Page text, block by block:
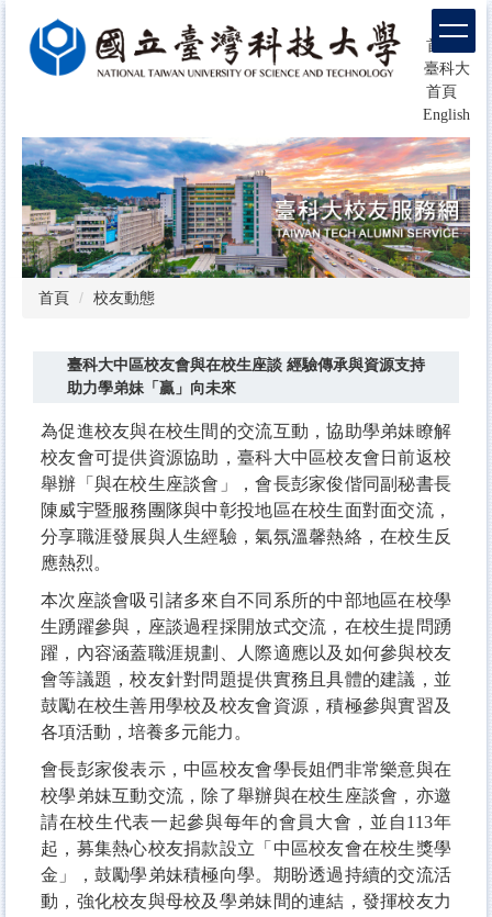
區
塊
回
首頁
臺科大
首頁
English
首頁 校友動態
臺科大中區校友會與在校生座談 經驗傳承與資源支持
助力學弟妹「贏」向未來
為促進校友與在校生間的交流互動，協助學弟妹瞭解
校友會可提供資源協助，臺科大中區校友會日前返校
舉辦「與在校生座談會」，會長彭家俊偕同副秘書長
陳威宇暨服務團隊與中彰投地區在校生面對面交流，
分享職涯發展與人生經驗，氣氛溫馨熱絡，在校生反
應熱烈。
本次座談會吸引諸多來自不同系所的中部地區在校學
生踴躍參與，座談過程採開放式交流，在校生提問踴
躍，內容涵蓋職涯規劃、人際適應以及如何參與校友
會等議題，校友針對問題提供實務且具體的建議，並
鼓勵在校生善用學校及校友會資源，積極參與實習及
各項活動，培養多元能力。
會長彭家俊表示，中區校友會學長姐們非常樂意與在
校學弟妹互動交流，除了舉辦與在校生座談會，亦邀
請在校生代表一起參與每年的會員大會，並自113年
起，募集熱心校友捐款設立「中區校友會在校生獎學
金」，鼓勵學弟妹積極向學。期盼透過持續的交流活
動，強化校友與母校及學弟妹間的連結，發揮校友力